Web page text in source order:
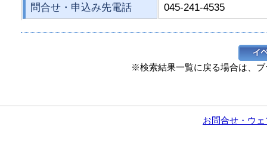
問合せ・申込み先電話 045-241-4535
※検索結果一覧に戻る場合は、
お問合せ・ウ